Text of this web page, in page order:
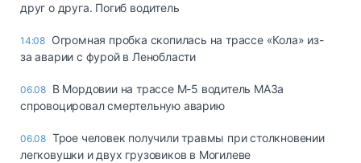
друг о друга. Погиб водитель
14:08 Огромная пробка скопилась на трассе «Кола» из-
за аварии с фурой в Ленобласти
06.08 В Мордовии на трассе М-5 водитель МАЗа
спровоцировал смертельную аварию
06.08 Трое человек получили травмы при столкновении
легковушки и двух грузовиков в Могилеве